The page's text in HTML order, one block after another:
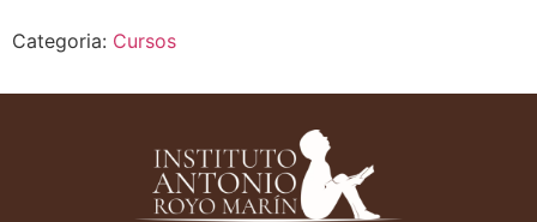
Categoria: Cursos